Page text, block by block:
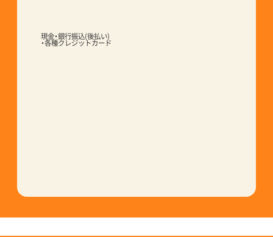
お急ぎの方はまずお電話